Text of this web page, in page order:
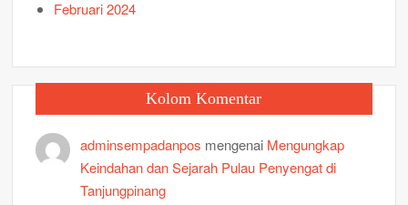
Februari 2024
Kolom Komentar
adminsempadanpos mengenai Mengungkap
Keindahan dan Sejarah Pulau Penyengat di
Tanjungpinang